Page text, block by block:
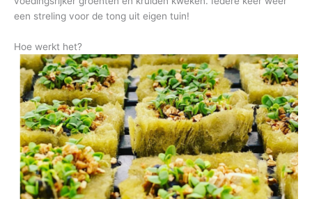
een streling voor de tong uit eigen tuin!
Hoe werkt het?